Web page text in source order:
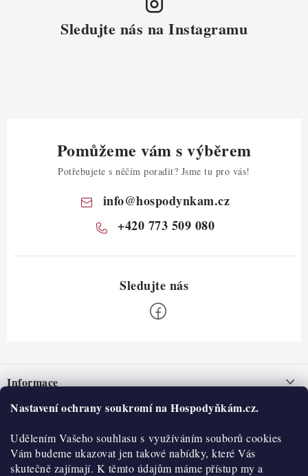
Nastavení ochrany soukromí na Hospodyňkám.cz.
Udělením Vašeho souhlasu s využíváním souborů cookies
Vám budeme ukazovat jen takové nabídky, které Vás
skutečně zajímají. K těmto údajům máme přístup my a
Sledujte nás na Instagramu
Pomůžeme vám s výběrem
Potřebujete s něčím poradit? Jsme tu pro vás!
info@hospodynkam.cz
+420 773 509 080
pInformace
Nepřevzetí zásilky na dobírku
Obchodní podmínky
Hodnocení obchodu
O nás
Historie
O nákupu